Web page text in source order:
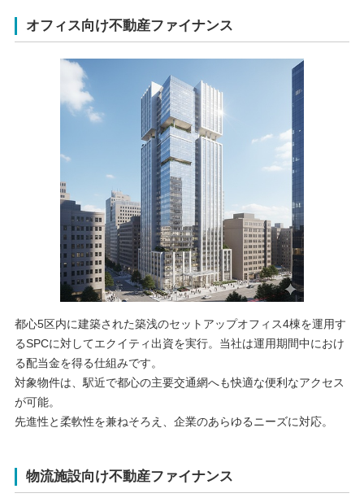
オフィス向け不動産ファイナンス
都心5区内に建築された築浅のセットアップオフィス4棟を運用す
るSPCに対してエクイティ出資を実行。当社は運用期間中におけ
る配当金を得る仕組みです。
対象物件は、駅近で都心の主要交通網へも快適な便利なアクセス
が可能。
先進性と柔軟性を兼ねそろえ、企業のあらゆるニーズに対応。
物流施設向け不動産ファイナンス